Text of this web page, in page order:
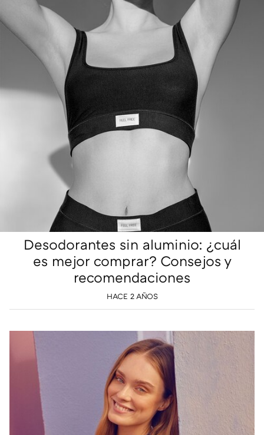
Desodorantes sin aluminio: ¿cuál
es mejor comprar? Consejos y
recomendaciones
HACE 2 AÑOS